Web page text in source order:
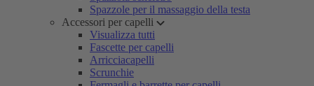
Spazzole per il massaggio della testa
Accessori per capelli
Visualizza tutti
Fascette per capelli
Arricciacapelli
Scrunchie